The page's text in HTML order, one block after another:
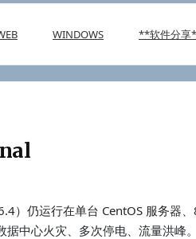
WINDOWS **软件分享
）仍运行在单台 CentOS 服务器、
中心火灾、多次停电、流量洪峰。